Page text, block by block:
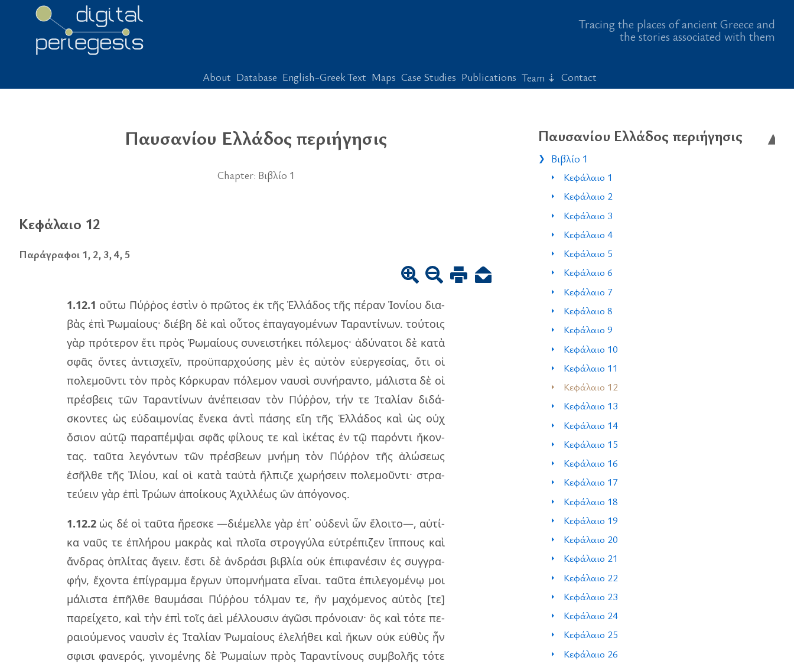
Tracing the places of ancient Greece and
the stories associated with them
About Database English-Greek Text Maps Case Studies Publications Team Contact
Παυσανίου Ελλάδος περιήγησις
Chapter: Βιβλίο 1
Κεφάλαιο 12
Παράγραφοι 1, 2, 3, 4, 5
1.12.1 οὕτω Πύῤ­ῥος ἐστὶν ὁ πρῶ­τος ἐκ τῆς Ἑλλά­δος τῆς πέ­ραν Ἰονί­ου δια­
βὰς ἐπὶ Ῥωμαί­ους· διέ­βη δὲ καὶ οὗ­τος ἐπα­γα­γο­μέ­νων Ταραν­τί­νων. τού­τοις
γὰρ πρό­τε­ρον ἔτι πρὸς Ῥωμαί­ους συ­νει­στή­κει πό­λε­μος· ἀδύ­να­τοι δὲ κατὰ
σφᾶς ὄν­τες ἀν­τι­σχεῖν, προ­ϋ­παρ­χού­σης μὲν ἐς αὐ­τὸν εὐ­ερ­γε­σί­ας, ὅτι οἱ
πο­λε­μοῦν­τι τὸν πρὸς Κόρ­κυ­ραν πό­λε­μον ναυ­σὶ συ­νή­ραν­το, μά­λι­στα δὲ οἱ
πρέ­σβεις τῶν Ταραν­τί­νων ἀνέ­πει­σαν τὸν Πύῤ­ῥον, τήν τε Ἰτα­λί­αν δι­δά­
σκον­τες ὡς εὐ­δαι­μο­νί­ας ἕνε­κα ἀντὶ πά­σης εἴη τῆς Ἑλλά­δος καὶ ὡς οὐχ
ὅσιον αὐτῷ πα­ρα­πέμ­ψαι σφᾶς φί­λους τε καὶ ἱκέ­τας ἐν τῷ πα­ρόν­τι ἥκον­
τας. ταῦ­τα λε­γόν­των τῶν πρέ­σβε­ων μνή­μη τὸν Πύῤ­ῥον τῆς ἁλώ­σε­ως
ἐσῆλ­θε τῆς Ἰλίου, καί οἱ κατὰ ταὐ­τὰ ἤλ­πι­ζε χω­ρή­σειν πο­λε­μοῦν­τι· στρα­
τεύ­ειν γὰρ ἐπὶ Τρώων ἀποί­κους Ἀχιλ­λέ­ως ὢν ἀπό­γο­νος.
1.12.2 ὡς δέ οἱ ταῦ­τα ἤρε­σκε —διέ­μελ­λε γὰρ ἐπ᾽ οὐ­δε­νὶ ὧν ἕλοι­το—, αὐ­τί­
κα ναῦς τε ἐπλή­ρου μα­κρὰς καὶ πλοῖα στρογ­γύ­λα εὐ­τρέ­πι­ζεν ἵπ­πους καὶ
ἄν­δρας ὁπλί­τας ἄγειν. ἔστι δὲ ἀν­δρά­σι βι­βλία οὐκ ἐπι­φα­νέ­σιν ἐς συγ­γρα­
φήν, ἔχον­τα ἐπί­γραμ­μα ἔρ­γων ὑπο­μνή­μα­τα εἶ­ναι. ταῦ­τα ἐπι­λε­γο­μέ­νῳ μοι
μά­λι­στα ἐπῆλ­θε θαυ­μά­σαι Πύῤ­ῥου τόλ­μαν τε, ἣν μα­χό­με­νος αὐ­τὸς [τε]
πα­ρεί­χε­το, καὶ τὴν ἐπὶ τοῖς ἀεὶ μέλ­λου­σιν ἀγῶ­σι πρό­νοιαν· ὃς καὶ τότε πε­
ραιού­με­νος ναυ­σὶν ἐς Ἰτα­λί­αν Ῥωμαί­ους ἐλε­λή­θει καὶ ἥκων οὐκ εὐ­θὺς ἦν
σφι­σι φα­νε­ρός, γι­νο­μέ­νης δὲ Ῥωμαί­ων πρὸς Ταραν­τί­νους συμ­βο­λῆς τότε
Παυσανίου Ελλάδος περιήγησις
Βιβλίο 1
Κεφάλαιο 1
Κεφάλαιο 2
Κεφάλαιο 3
Κεφάλαιο 4
Κεφάλαιο 5
Κεφάλαιο 6
Κεφάλαιο 7
Κεφάλαιο 8
Κεφάλαιο 9
Κεφάλαιο 10
Κεφάλαιο 11
Κεφάλαιο 12
Κεφάλαιο 13
Κεφάλαιο 14
Κεφάλαιο 15
Κεφάλαιο 16
Κεφάλαιο 17
Κεφάλαιο 18
Κεφάλαιο 19
Κεφάλαιο 20
Κεφάλαιο 21
Κεφάλαιο 22
Κεφάλαιο 23
Κεφάλαιο 24
Κεφάλαιο 25
Κεφάλαιο 26